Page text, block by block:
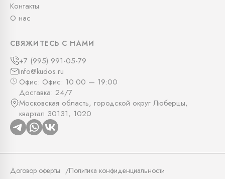
Контакты
О нас
СВЯЖИТЕСЬ С НАМИ
+7 (995) 991-05-79
info@kudos.ru
Офис: Офис: 10:00 — 19:00
Доставка: 24/7
Московская область, городской округ Люберцы,
квартал 30131, 1020
Договор оферты Политика конфиденциальности